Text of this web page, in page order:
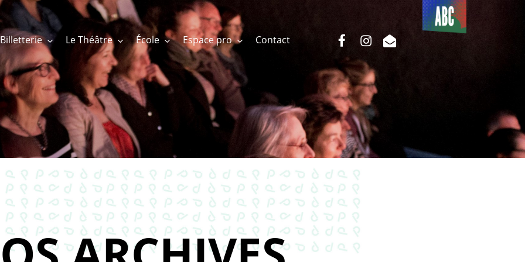
Billetterie Le Théâtre École Espace pro Contact
Du côté
de l’ABC
facebookinstagram
email